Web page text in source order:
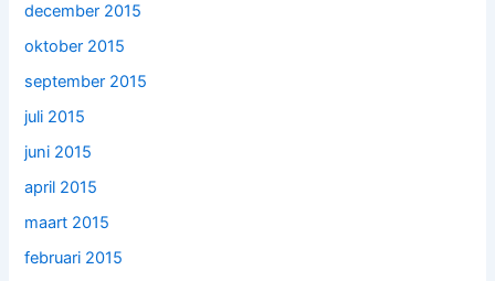
december 2015
oktober 2015
september 2015
juli 2015
juni 2015
april 2015
maart 2015
februari 2015